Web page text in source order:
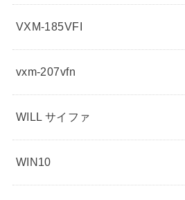
VXM-185VFI
vxm-207vfn
WILL サイファ
WIN10